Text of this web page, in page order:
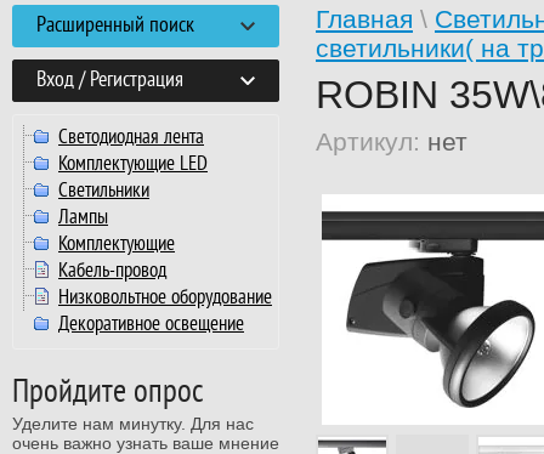
Расширенный поиск
Вход / Регистрация
Светодиодная лента
Комплектующие LED
Светильники
Лампы
Комплектующие
Кабель-провод
Низковольтное оборудование
Декоративное освещение
Пройдите опрос
Уделите нам минутку. Для нас
очень важно узнать ваше мнение
Главная \
светильники( на
ROBIN
Артикул: нет